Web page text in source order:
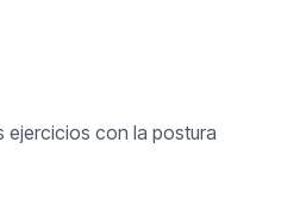
ejercicios con la postura